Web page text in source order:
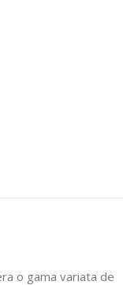
o gama variata de